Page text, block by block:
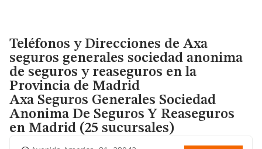
Teléfonos y Direcciones de Axa
seguros generales sociedad anonima
de seguros y reaseguros en la
Provincia de Madrid
Axa Seguros Generales Sociedad
Anonima De Seguros Y Reaseguros
en Madrid (25 sucursales)